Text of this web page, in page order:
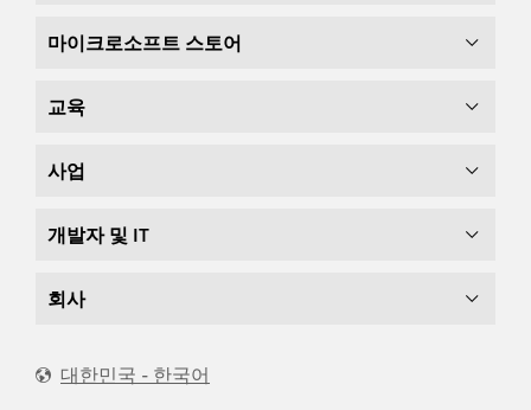
마이크로소프트 스토어
교육
사업
개발자 및 IT
회사
대한민국 - 한국어